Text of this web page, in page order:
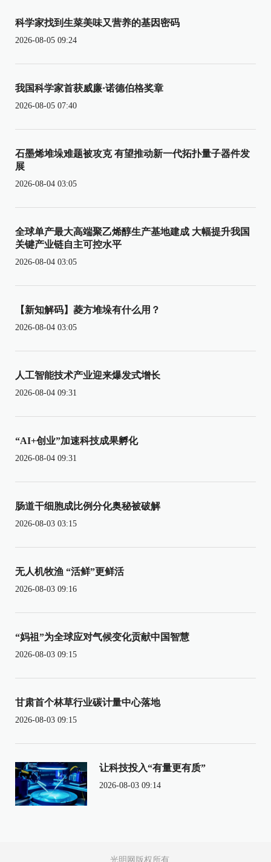
科学家找到生菜美味又营养的基因密码
2026-08-05 09:24
我国科学家首获威廉·诺德伯格奖章
2026-08-05 07:40
石墨烯堆垛难题被攻克 有望推动新一代拓扑量子器件发
展
2026-08-04 03:05
全球单产最大高端聚乙烯醇生产基地建成 大幅提升我国
关键产业链自主可控水平
2026-08-04 03:05
【新知解码】菱方堆垛有什么用？
2026-08-04 03:05
人工智能技术产业迎来爆发式增长
2026-08-04 09:31
“AI+创业”加速科技成果孵化
2026-08-04 09:31
肠道干细胞成比例分化奥秘被破解
2026-08-03 03:15
无人机牧渔 “活鲜”更鲜活
2026-08-03 09:16
“妈祖”为全球应对气候变化贡献中国智慧
2026-08-03 09:15
甘肃首个林草行业碳计量中心落地
2026-08-03 09:15
让科技投入“有量更有质”
2026-08-03 09:14
光明网版权所有